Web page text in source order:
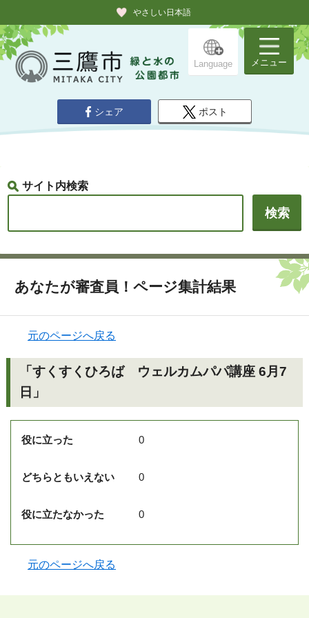
やさしい日本語
Language メニュー
シェア ポスト
サイト内検索
あなたが審査員！ページ集計結果
元のページへ戻る
「すくすくひろば ウェルカムパパ講座 6月7
日」
役に立った 0
どちらともいえない 0
役に立たなかった 0
元のページへ戻る